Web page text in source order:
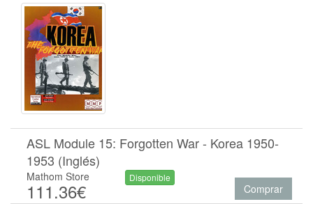
ASL Module 15: Forgotten War - Korea 1950-
1953 (Inglés)
Mathom Store
111.36€
Disponible
Comprar